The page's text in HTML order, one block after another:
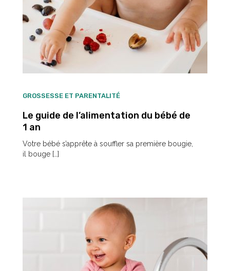
GROSSESSE ET PARENTALITÉ
Le guide de l’alimentation du bébé de
1 an
Votre bébé s’apprête à souffler sa première bougie,
il bouge […]